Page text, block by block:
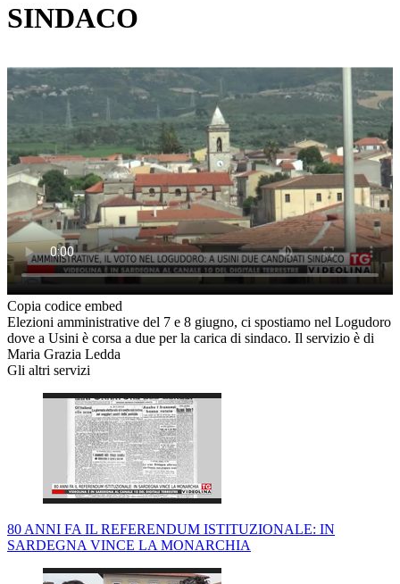
SINDACO
Copia codice embed
Elezioni amministrative del 7 e 8 giugno, ci spostiamo nel Logudoro
dove a Usini è corsa a due per la carica di sindaco. Il servizio è di
Maria Grazia Ledda
Gli altri servizi
80 ANNI FA IL REFERENDUM ISTITUZIONALE: IN
SARDEGNA VINCE LA MONARCHIA